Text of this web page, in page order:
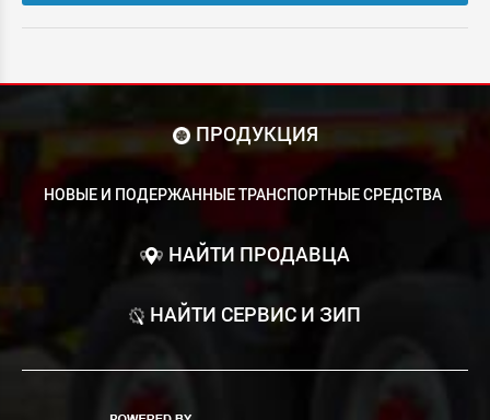
ПРОДУКЦИЯ
НОВЫЕ И ПОДЕРЖАННЫЕ ТРАНСПОРТНЫЕ СРЕДСТВА
НАЙТИ ПРОДАВЦА
НАЙТИ СЕРВИС И ЗИП